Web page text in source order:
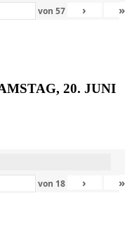
von 57 › »
20. JUNI
von 18 › »